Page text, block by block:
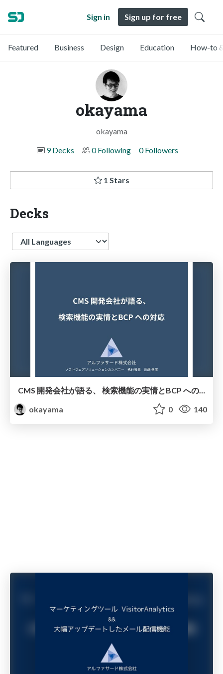
Sign in Sign up for free
Featured Business Design Education How-to
okayama
okayama
9 Decks
0 Following 0 Followers
1 Stars
Decks
Language
okayama
0 140